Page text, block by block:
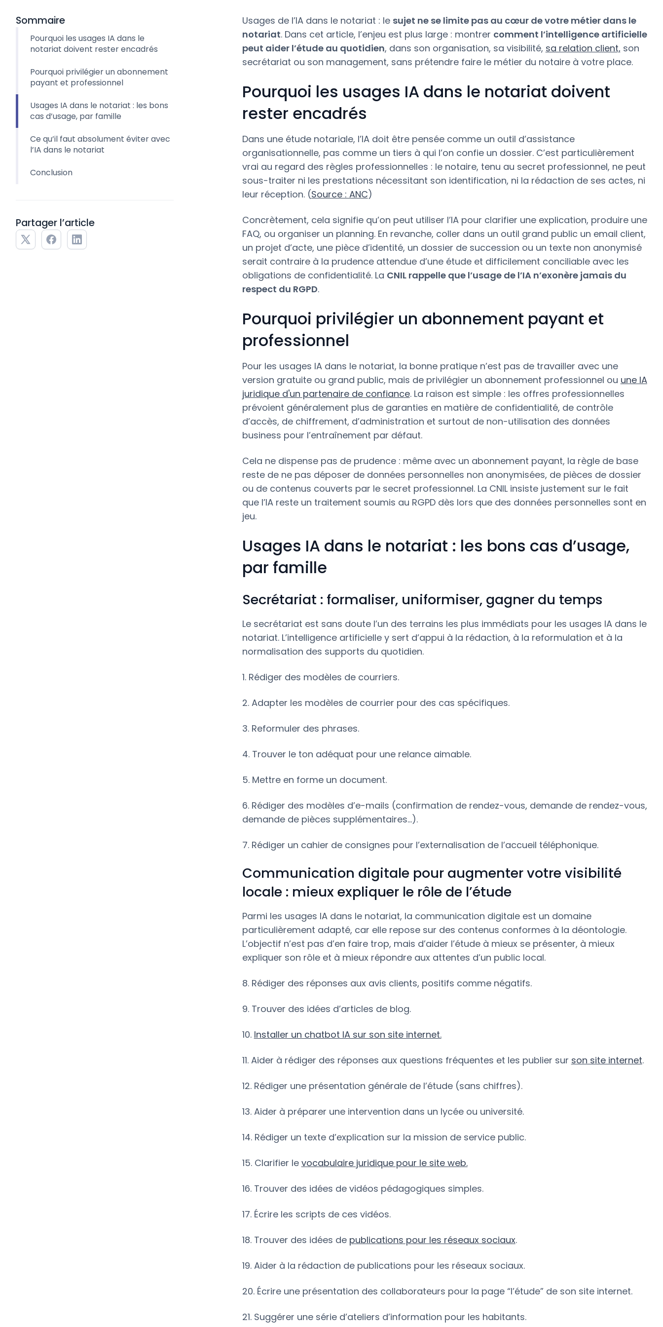
Sommaire
Pourquoi les usages IA dans le
notariat doivent rester encadrés
Pourquoi privilégier un abonnement
payant et professionnel
Usages IA dans le notariat : les bons
cas d’usage, par famille
Ce qu’il faut absolument éviter avec
l’IA dans le notariat
Conclusion
Partager l’article
Usages de l’IA dans le notariat : le sujet ne se limite pas au cœur de votre métier dans le
notariat. Dans cet article, l’enjeu est plus large : montrer comment l’intelligence artificielle
peut aider l’étude au quotidien, dans son organisation, sa visibilité, sa relation client, son
secrétariat ou son management, sans prétendre faire le métier du notaire à votre place.
Pourquoi les usages IA dans le notariat doivent
rester encadrés
Dans une étude notariale, l’IA doit être pensée comme un outil d’assistance
organisationnelle, pas comme un tiers à qui l’on confie un dossier. C’est particulièrement
vrai au regard des règles professionnelles : le notaire, tenu au secret professionnel, ne peut
sous-traiter ni les prestations nécessitant son identification, ni la rédaction de ses actes, ni
leur réception. (Source : ANC)
Concrètement, cela signifie qu’on peut utiliser l’IA pour clarifier une explication, produire une
FAQ, ou organiser un planning. En revanche, coller dans un outil grand public un email client,
un projet d’acte, une pièce d’identité, un dossier de succession ou un texte non anonymisé
serait contraire à la prudence attendue d’une étude et difficilement conciliable avec les
obligations de confidentialité. La CNIL rappelle que l’usage de l’IA n’exonère jamais du
respect du RGPD.
Pourquoi privilégier un abonnement payant et
professionnel
Pour les usages IA dans le notariat, la bonne pratique n’est pas de travailler avec une
version gratuite ou grand public, mais de privilégier un abonnement professionnel ou une IA
juridique d'un partenaire de confiance. La raison est simple : les offres professionnelles
prévoient généralement plus de garanties en matière de confidentialité, de contrôle
d’accès, de chiffrement, d’administration et surtout de non-utilisation des données
business pour l’entraînement par défaut.
Cela ne dispense pas de prudence : même avec un abonnement payant, la règle de base
reste de ne pas déposer de données personnelles non anonymisées, de pièces de dossier
ou de contenus couverts par le secret professionnel. La CNIL insiste justement sur le fait
que l’IA reste un traitement soumis au RGPD dès lors que des données personnelles sont en
jeu.
Usages IA dans le notariat : les bons cas d’usage,
par famille
Secrétariat : formaliser, uniformiser, gagner du temps
Le secrétariat est sans doute l’un des terrains les plus immédiats pour les usages IA dans le
notariat. L’intelligence artificielle y sert d’appui à la rédaction, à la reformulation et à la
normalisation des supports du quotidien.
1. Rédiger des modèles de courriers.
2. Adapter les modèles de courrier pour des cas spécifiques.
3. Reformuler des phrases.
4. Trouver le ton adéquat pour une relance aimable.
5. Mettre en forme un document.
6. Rédiger des modèles d’e-mails (confirmation de rendez-vous, demande de rendez-vous,
demande de pièces supplémentaires...).
7. Rédiger un cahier de consignes pour l’externalisation de l’accueil téléphonique.
Communication digitale pour augmenter votre visibilité
locale : mieux expliquer le rôle de l’étude
Parmi les usages IA dans le notariat, la communication digitale est un domaine
particulièrement adapté, car elle repose sur des contenus conformes à la déontologie.
L’objectif n’est pas d’en faire trop, mais d’aider l’étude à mieux se présenter, à mieux
expliquer son rôle et à mieux répondre aux attentes d’un public local.
8. Rédiger des réponses aux avis clients, positifs comme négatifs.
9. Trouver des idées d’articles de blog.
10. Installer un chatbot IA sur son site internet.
11. Aider à rédiger des réponses aux questions fréquentes et les publier sur son site internet.
12. Rédiger une présentation générale de l’étude (sans chiffres).
13. Aider à préparer une intervention dans un lycée ou université.
14. Rédiger un texte d’explication sur la mission de service public.
15. Clarifier le vocabulaire juridique pour le site web.
16. Trouver des idées de vidéos pédagogiques simples.
17. Écrire les scripts de ces vidéos.
18. Trouver des idées de publications pour les réseaux sociaux.
19. Aider à la rédaction de publications pour les réseaux sociaux.
20. Écrire une présentation des collaborateurs pour la page “l’étude” de son site internet.
21. Suggérer une série d’ateliers d’information pour les habitants.